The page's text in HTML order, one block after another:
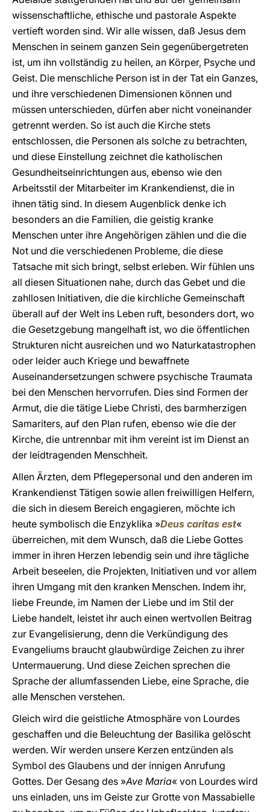
wissenschaftliche, ethische und pastorale Aspekte
vertieft worden sind. Wir alle wissen, daß Jesus dem
Menschen in seinem ganzen Sein gegenübergetreten
ist, um ihn vollständig zu heilen, an Körper, Psyche und
Geist. Die menschliche Person ist in der Tat ein Ganzes,
und ihre verschiedenen Dimensionen können und
müssen unterschieden, dürfen aber nicht voneinander
getrennt werden. So ist auch die Kirche stets
entschlossen, die Personen als solche zu betrachten,
und diese Einstellung zeichnet die katholischen
Gesundheitseinrichtungen aus, ebenso wie den
Arbeitsstil der Mitarbeiter im Krankendienst, die in
ihnen tätig sind. In diesem Augenblick denke ich
besonders an die Familien, die geistig kranke
Menschen unter ihre Angehörigen zählen und die die
Not und die verschiedenen Probleme, die diese
Tatsache mit sich bringt, selbst erleben. Wir fühlen uns
all diesen Situationen nahe, durch das Gebet und die
zahllosen Initiativen, die die kirchliche Gemeinschaft
überall auf der Welt ins Leben ruft, besonders dort, wo
die Gesetzgebung mangelhaft ist, wo die öffentlichen
Strukturen nicht ausreichen und wo Naturkatastrophen
oder leider auch Kriege und bewaffnete
Auseinandersetzungen schwere psychische Traumata
bei den Menschen hervorrufen. Dies sind Formen der
Armut, die die tätige Liebe Christi, des barmherzigen
Samariters, auf den Plan rufen, ebenso wie die der
Kirche, die untrennbar mit ihm vereint ist im Dienst an
der leidtragenden Menschheit.
Allen Ärzten, dem Pflegepersonal und den anderen im
Krankendienst Tätigen sowie allen freiwilligen Helfern,
die sich in diesem Bereich engagieren, möchte ich
heute symbolisch die Enzyklika »Deus caritas est«
überreichen, mit dem Wunsch, daß die Liebe Gottes
immer in ihren Herzen lebendig sein und ihre tägliche
Arbeit beseelen, die Projekten, Initiativen und vor allem
ihren Umgang mit den kranken Menschen. Indem ihr,
liebe Freunde, im Namen der Liebe und im Stil der
Liebe handelt, leistet ihr auch einen wertvollen Beitrag
zur Evangelisierung, denn die Verkündigung des
Evangeliums braucht glaubwürdige Zeichen zu ihrer
Untermauerung. Und diese Zeichen sprechen die
Sprache der allumfassenden Liebe, eine Sprache, die
alle Menschen verstehen.
Gleich wird die geistliche Atmosphäre von Lourdes
geschaffen und die Beleuchtung der Basilika gelöscht
werden. Wir werden unsere Kerzen entzünden als
Symbol des Glaubens und der innigen Anrufung
Gottes. Der Gesang des »Ave Maria« von Lourdes wird
uns einladen, uns im Geiste zur Grotte von Massabielle